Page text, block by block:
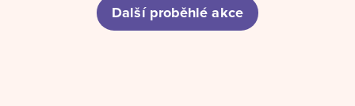
Další proběhlé akce